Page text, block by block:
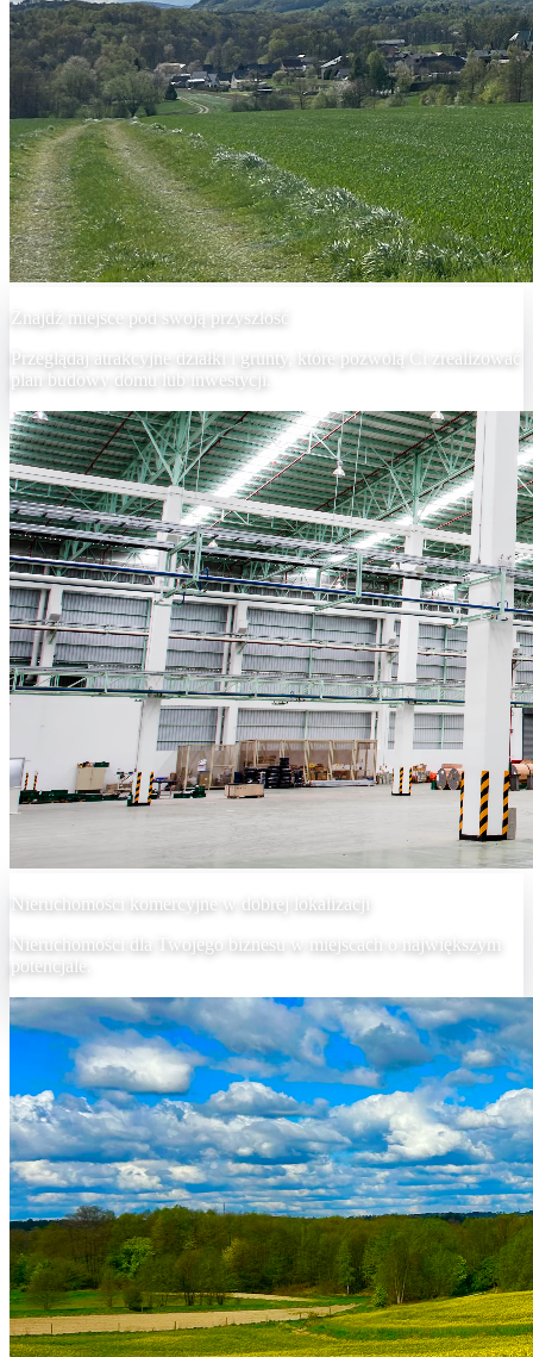
Znajdź miejsce pod swoją przyszłość
Przeglądaj atrakcyjne działki i grunty, które pozwolą Ci zrealizować
plan budowy domu lub inwestycji.
Nieruchomości komercyjne w dobrej lokalizacji
Nieruchomości dla Twojego biznesu w miejscach o największym
potencjale.